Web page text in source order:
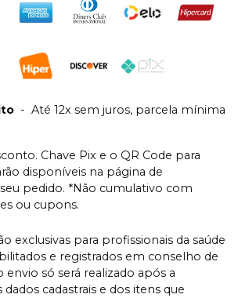
- Até 12x sem juros, parcela mínima
Chave Pix e o QR Code para
disponíveis na página de
pedido. *Não cumulativo com
ou cupons.
exclusivas para profissionais da saúde
e registrados em conselho de
envio só será realizado após a
cadastrais e dos itens que